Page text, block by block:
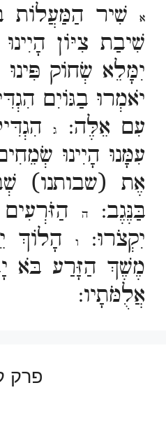
א
שִׁיר הַמַּעֲלוֹת
שִׁיבַת צִיּוֹן
יִמָּלֵא שְׂחוֹק פִּינוּ
יֹאמְרוּ בַגּוֹיִם
עִם אֵלֶּה:
ג
עִמָּנוּ הָיִינוּ
אֶת (שבותנו)
בַּנֶּגֶב:
ה
יִקְצֹרוּ:
ו
הָלוֹךְ
מֶשֶׁךְ הַזָּרַע בֹּא
אֲלֻמֹּתָיו:
פרק